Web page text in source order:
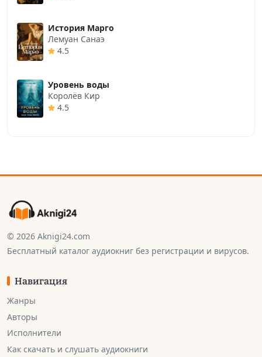
История Марго
Лемуан Санаэ
4.5
Уровень воды
Королёв Кир
4.5
© 2026 Aknigi24.com
Бесплатный каталог аудиокниг без регистрации и вирусов.
Навигация
Жанры
Авторы
Исполнители
Как скачать и слушать аудиокниги